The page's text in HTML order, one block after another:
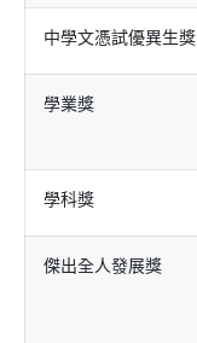
中學文憑試優異生獎
學業獎
學科獎
傑出全人發展獎